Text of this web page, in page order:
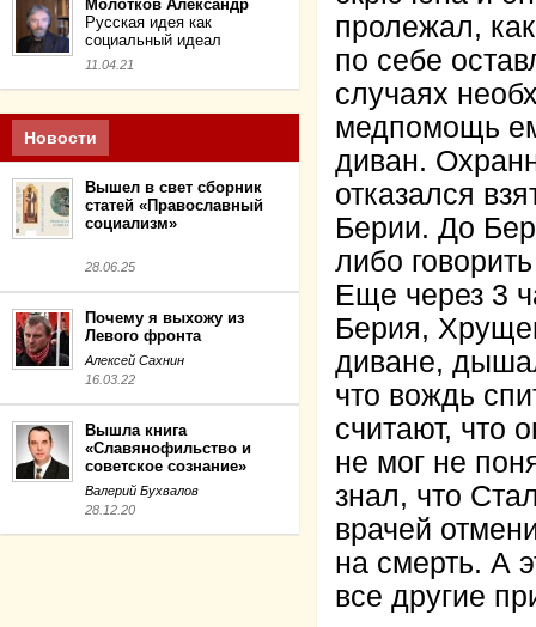
Молотков Александр
Русская идея как
социальный идеал
11.04.21
Новости
Вышел в свет сборник
статей «Православный
социализм»
28.06.25
Почему я выхожу из
Левого фронта
Алексей Сахнин
16.03.22
Вышла книга
«Славянофильство и
советское сознание»
Валерий Бухвалов
28.12.20
пролежал,
по себе
случаях
медпомощь
диван.
отказался
Берии. До
либо
Еще через 3
Берия,
диване,
что вождь
считают, что
не мог не
знал, что
врачей
на смерть. А
все другие